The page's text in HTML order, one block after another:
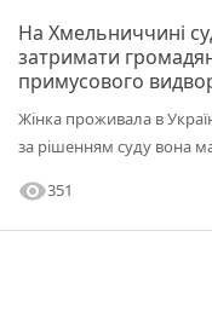
На Хмельниччині
затримати
примусового
Жінка проживала в
за рішенням суду вона
visibility351